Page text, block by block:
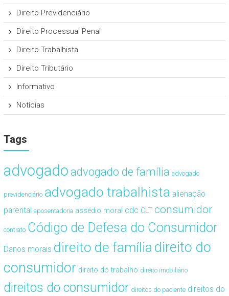
Direito Previdenciário
Direito Processual Penal
Direito Trabalhista
Direito Tributário
Informativo
Notícias
Tags
advogado advogado de família advogado
previdenciário advogado trabalhista alienação
parental aposentadoria assédio moral cdc CLT consumidor
contrato Código de Defesa do Consumidor
Danos morais direito de famíliadireito do
consumidor direito do trabalho direito imobiliário
direitos do consumidor direitos do paciente direitos do